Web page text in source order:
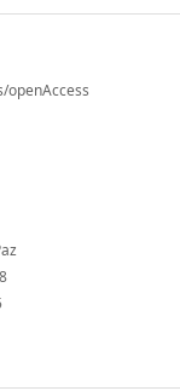
openAccess